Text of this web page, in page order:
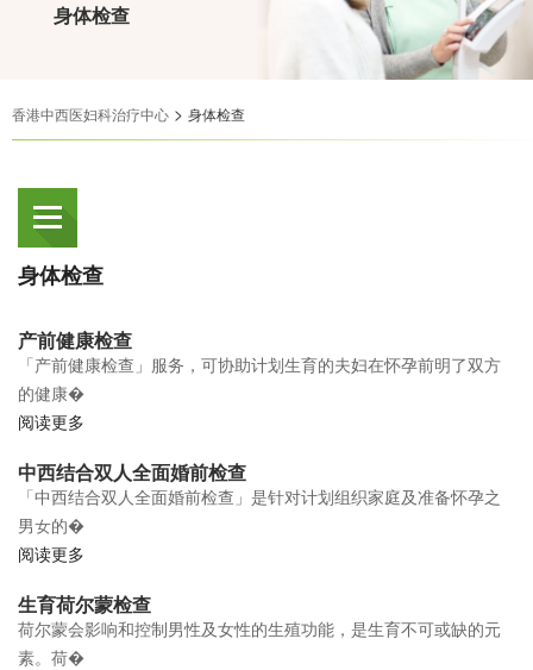
身体检查
香港中西医妇科治疗中心 > 身体检查
身体检查
产前健康检查
「产前健康检查」服务，可协助计划生育的夫妇在怀孕前明了双方
的健康�
阅读更多
中西结合双人全面婚前检查
「中西结合双人全面婚前检查」是针对计划组织家庭及准备怀孕之
男女的�
阅读更多
生育荷尔蒙检查
荷尔蒙会影响和控制男性及女性的生殖功能，是生育不可或缺的元
素。荷�